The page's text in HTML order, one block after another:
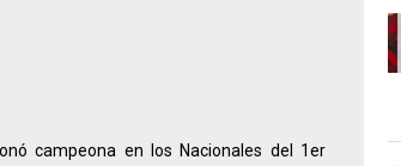
campeona en los Nacionales del 1er